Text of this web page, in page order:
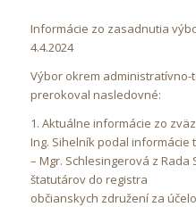
Informácie zo zasadnutia
4.4.2024
Výbor okrem administratívno-
prerokoval nasledovné:
1. Aktuálne informácie zo
Ing. Sihelník podal informácie
– Mgr. Schlesingerová z
štatutárov do registra
občianskych združení za